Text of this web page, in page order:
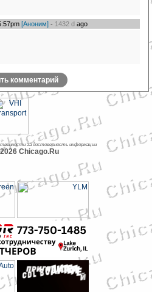
[Аноним] - 1432 d ago
комментарий
за достоверность информации
Chicago.Ru